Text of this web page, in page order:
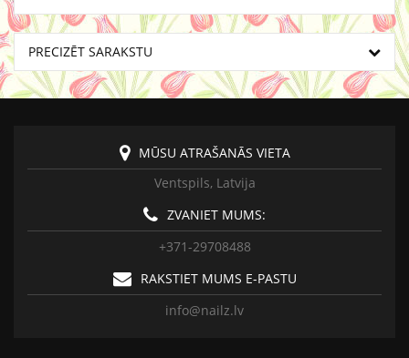
PRECIZĒT SARAKSTU
MŪSU ATRAŠANĀS VIETA
Ventspils, Latvija
ZVANIET MUMS:
+371-29708488
RAKSTIET MUMS E-PASTU
info@nailz.lv